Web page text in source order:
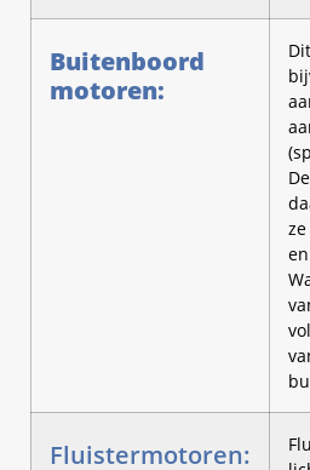
Buitenboord
motoren:
Fluistermotoren: